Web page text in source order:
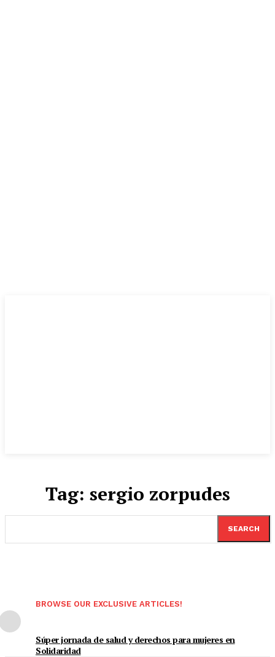
Tag: sergio zorpudes
SEARCH
BROWSE OUR EXCLUSIVE ARTICLES!
Súper jornada de salud y derechos para mujeres en
Solidaridad